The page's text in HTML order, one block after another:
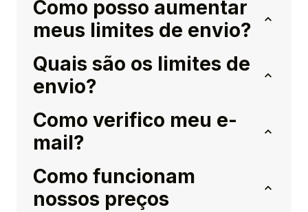
Como posso aumentar
meus limites de envio?
Quais são os limites de
envio?
Como verifico meu e-
mail?
Como funcionam
nossos preços